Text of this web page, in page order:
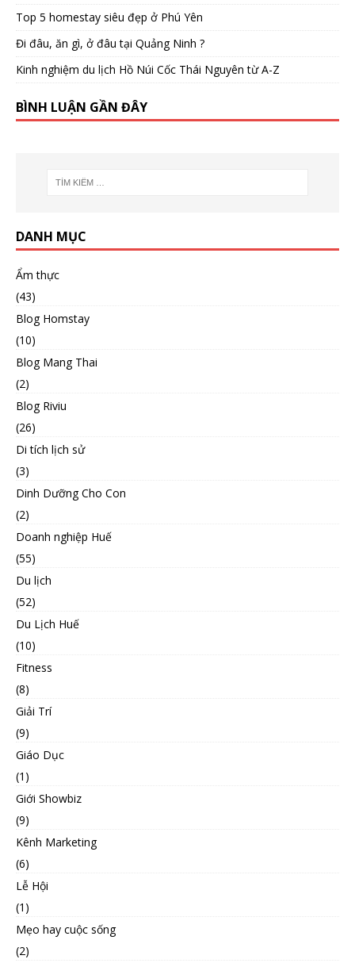
Top 5 homestay siêu đẹp ở Phú Yên
Đi đâu, ăn gì, ở đâu tại Quảng Ninh ?
Kinh nghiệm du lịch Hồ Núi Cốc Thái Nguyên từ A-Z
BÌNH LUẬN GẦN ĐÂY
DANH MỤC
Ẩm thực
(43)
Blog Homstay
(10)
Blog Mang Thai
(2)
Blog Riviu
(26)
Di tích lịch sử
(3)
Dinh Dưỡng Cho Con
(2)
Doanh nghiệp Huế
(55)
Du lịch
(52)
Du Lịch Huế
(10)
Fitness
(8)
Giải Trí
(9)
Giáo Dục
(1)
Giới Showbiz
(9)
Kênh Marketing
(6)
Lễ Hội
(1)
Mẹo hay cuộc sống
(2)